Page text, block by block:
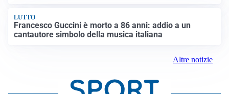
LUTTO
Francesco Guccini è morto a 86 anni: addio a un
cantautore simbolo della musica italiana
Altre notizie